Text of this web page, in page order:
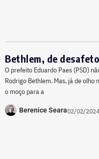
Bethlem, de
O prefeito Eduardo Paes (PSD)
Rodrigo Bethlem. Mas, já de
o moço para a
Berenice Seara02/02/